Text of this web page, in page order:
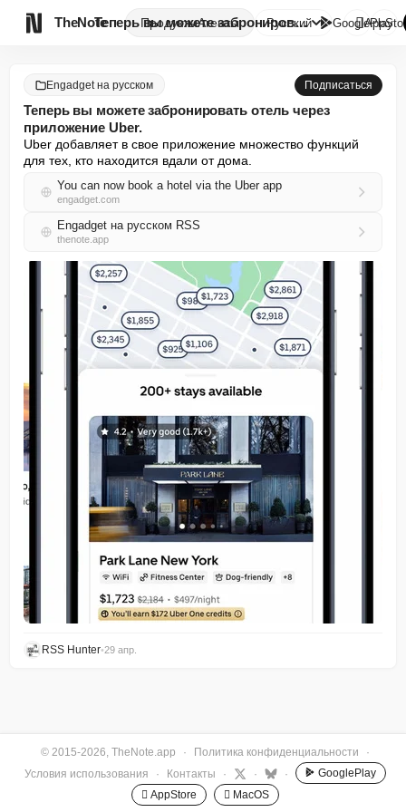
TheNote ПродуктыАгенты Теперь вы можете забронировать...
Русский GooglePlay

Engadget на русском Подписаться
Теперь вы можете забронировать отель через
приложение Uber.
Uber добавляет в свое приложение множество функций
для тех, кто находится вдали от дома.
You can now book a hotel via the Uber app
engadget.com
Engadget на русском RSS
thenote.app
RSS Hunter•29 апр.
© 2015-2026, TheNote.app · Политика конфиденциальности
·
Условия использования
· Контакты · · ·
GooglePlay
 AppStore
 MacOS